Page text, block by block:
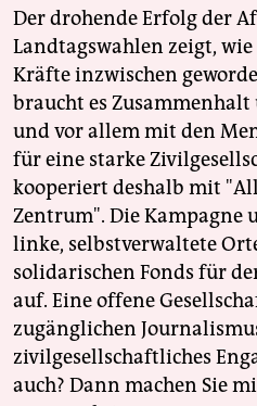
Der drohende Erfolg der
Landtagswahlen zeigt,
Kräfte inzwischen
braucht es
und vor allem mit den
für eine starke
kooperiert deshalb mit
Zentrum". Die Kampagne
linke, selbstverwaltete
solidarischen Fonds für
auf. Eine offene
zugänglichen
zivilgesellschaftliches
auch? Dann machen Sie